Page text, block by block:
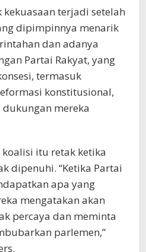
terjadi setelah
dipimpinnya menarik
dan adanya
Partai Rakyat, yang
termasuk
konstitusional,
mereka
itu retak ketika
dipenuhi. “Ketika Partai
apa yang
mengatakan akan
percaya dan meminta
parlemen,”